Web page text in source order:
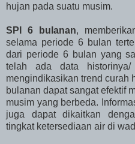
hujan pada suatu musim.
SPI 6 bulanan,
selama periode 6 bulan
dari periode 6 bulan yang
telah ada data
mengindikasikan trend curah
bulanan dapat sangat efektif
musim yang berbeda.
juga dapat dikaitkan
tingkat ketersediaan air di